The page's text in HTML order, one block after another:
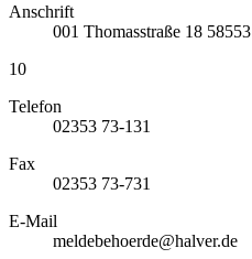
Anschrift
001 Thomasstraße 18 58553
10
Telefon
02353 73-131
Fax
02353 73-731
E-Mail
meldebehoerde@halver.de